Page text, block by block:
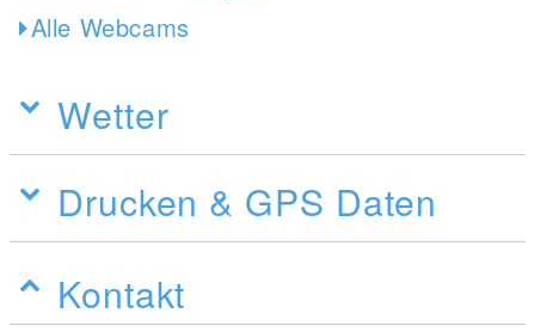
Alle Webcams
Wetter
Drucken & GPS Daten
Kontakt